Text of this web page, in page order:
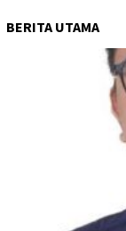
BERITA UTAMA